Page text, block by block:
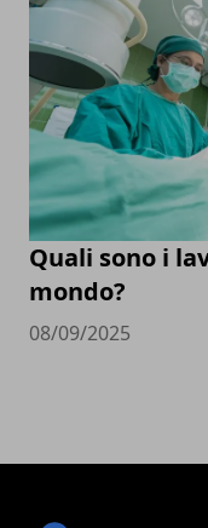
Quali sono i
mondo?
08/09/2025